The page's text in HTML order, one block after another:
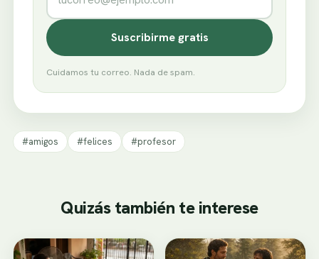
Suscribirme gratis
Cuidamos tu correo. Nada de spam.
#amigos #felices #profesor
Quizás también te interese